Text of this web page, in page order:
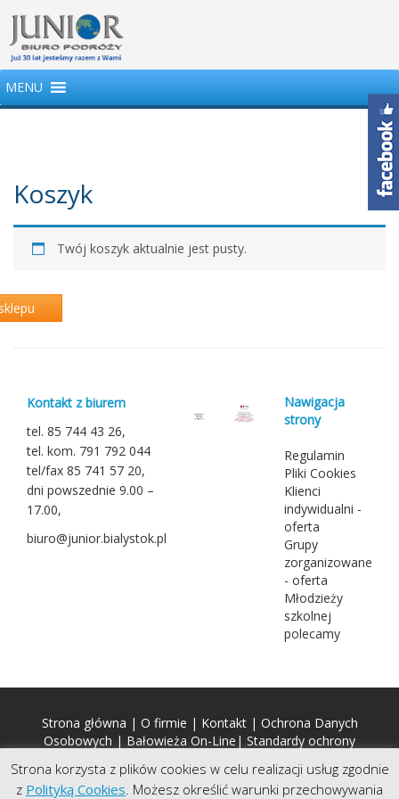
MENU
Koszyk
Twój koszyk aktualnie jest pusty.
Kontakt z biurem
tel. 85 744 43 26,
tel. kom. 791 792 044
tel/fax 85 741 57 20,
dni powszednie 9.00 –
17.00,
biuro@junior.bialystok.pl
Nawigacja
strony
Regulamin
Pliki Cookies
Klienci
indywidualni -
oferta
Grupy
zorganizowane
- oferta
Młodzieży
szkolnej
polecamy
Strona główna | O firmie | Kontakt| Ochrona Danych
Osobowych | Bałowieża On-Line | Standardy ochrony
Strona korzysta z plików cookies w celu realizacji usług zgodnie
z Polityką Cookies . Możesz określić warunki przechowywania